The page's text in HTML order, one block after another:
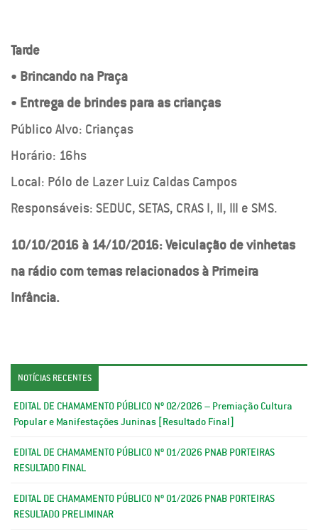
Tarde
• Brincando na Praça
• Entrega de brindes para as crianças
Público Alvo: Crianças
Horário: 16hs
Local: Pólo de Lazer Luiz Caldas Campos
Responsáveis: SEDUC, SETAS, CRAS I, II, III e SMS.
10/10/2016 à 14/10/2016: Veiculação de vinhetas
na rádio com temas relacionados à Primeira
Infância.
NOTÍCIAS RECENTES
EDITAL DE CHAMAMENTO PÚBLICO Nº 02/2026 – Premiação Cultura
Popular e Manifestações Juninas [Resultado Final]
EDITAL DE CHAMAMENTO PÚBLICO Nº 01/2026 PNAB PORTEIRAS
RESULTADO FINAL
EDITAL DE CHAMAMENTO PÚBLICO Nº 01/2026 PNAB PORTEIRAS
RESULTADO PRELIMINAR